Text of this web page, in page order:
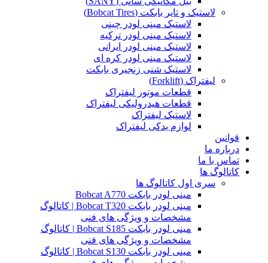
لاستیک و تایر بابکت (Bobcat Tires)
لاستیک مینی لودر چینی
لاستیک مینی لودر ترکیه
لاستیک مینی لودر ایرانی
لاستیک مینی لودر کره ای
لاستیک شنی زنجیری بابکت
لیفتراک (Forklift)
قطعات موتور لیفتراک
قطعات هیدرولیکی لیفتراک
لاستیک لیفتراک
لوازم یدکی لیفتراک
قوانین
درباره ما
تماس با ما
کاتالوگ ها
سری اول کاتالوگ ها
مینی لودر بابکت Bobcat A770
مینی لودر بابکت Bobcat T320 | کاتالوگ
مشخصات و ویژگی های فنی
مینی لودر بابکت Bobcat S185 | کاتالوگ
مشخصات و ویژگی های فنی
مینی لودر بابکت Bobcat S130 | کاتالوگ